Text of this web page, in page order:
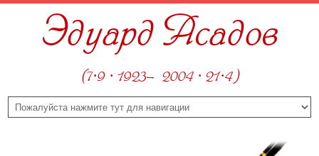
Эдуард Асадов
(7·9 · 1923—2004 · 21·4)